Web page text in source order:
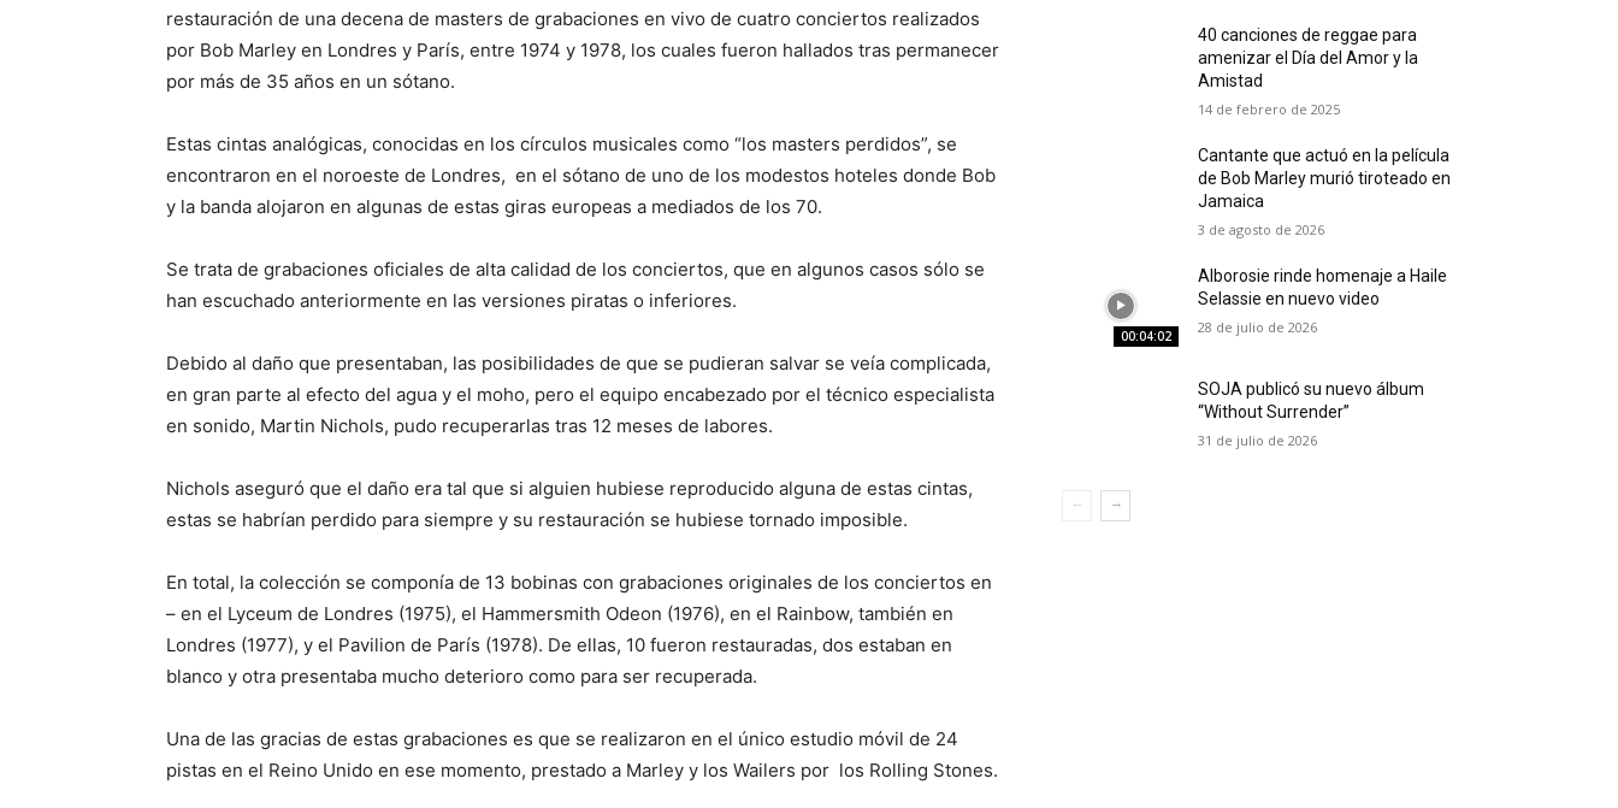
restauración de una decena de masters de grabaciones en vivo de cuatro conciertos realizados
por Bob Marley en Londres y París, entre 1974 y 1978, los cuales fueron hallados tras permanecer
por más de 35 años en un sótano.
Estas cintas analógicas, conocidas en los círculos musicales como “los masters perdidos”, se
encontraron en el noroeste de Londres, en el sótano de uno de los modestos hoteles donde Bob
y la banda alojaron en algunas de estas giras europeas a mediados de los 70.
Se trata de grabaciones oficiales de alta calidad de los conciertos, que en algunos casos sólo se
han escuchado anteriormente en las versiones piratas o inferiores.
Debido al daño que presentaban, las posibilidades de que se pudieran salvar se veía complicada,
en gran parte al efecto del agua y el moho, pero el equipo encabezado por el técnico especialista
en sonido, Martin Nichols, pudo recuperarlas tras 12 meses de labores.
Nichols aseguró que el daño era tal que si alguien hubiese reproducido alguna de estas cintas,
estas se habrían perdido para siempre y su restauración se hubiese tornado imposible.
En total, la colección se componía de 13 bobinas con grabaciones originales de los conciertos en
– en el Lyceum de Londres (1975), el Hammersmith Odeon (1976), en el Rainbow, también en
Londres (1977), y el Pavilion de París (1978). De ellas, 10 fueron restauradas, dos estaban en
blanco y otra presentaba mucho deterioro como para ser recuperada.
Una de las gracias de estas grabaciones es que se realizaron en el único estudio móvil de 24
pistas en el Reino Unido en ese momento, prestado a Marley y los Wailers por los Rolling Stones.
40 canciones de reggae para
amenizar el Día del Amor y la
Amistad
14 de febrero de 2025
Cantante que actuó en la película
de Bob Marley murió tiroteado en
Jamaica
3 de agosto de 2026
00:04:02
Alborosie rinde homenaje a Haile
Selassie en nuevo video
28 de julio de 2026
SOJA publicó su nuevo álbum
“Without Surrender”
31 de julio de 2026